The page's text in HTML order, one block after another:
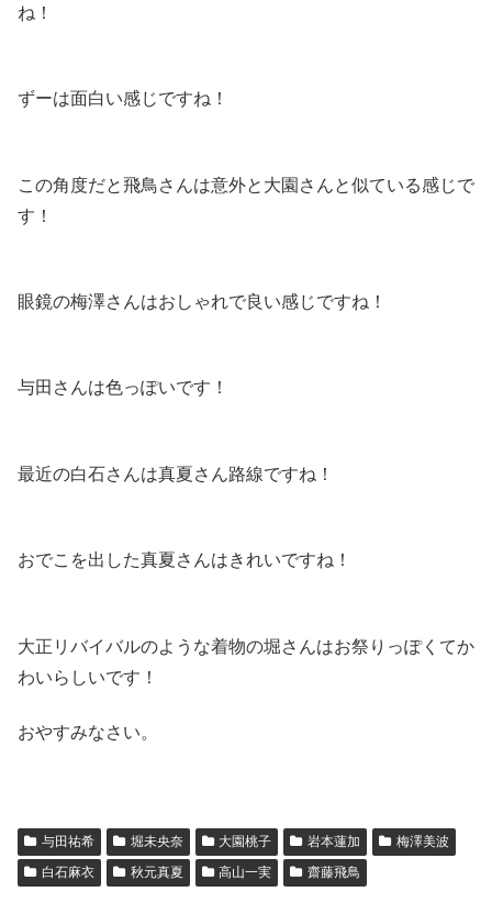
ね！
ずーは面白い感じですね！
この角度だと飛鳥さんは意外と大園さんと似ている感じで
す！
眼鏡の梅澤さんはおしゃれで良い感じですね！
与田さんは色っぽいです！
最近の白石さんは真夏さん路線ですね！
おでこを出した真夏さんはきれいですね！
大正リバイバルのような着物の堀さんはお祭りっぽくてか
わいらしいです！
おやすみなさい。
与田祐希 堀未央奈 大園桃子 岩本蓮加
梅澤美波
白石麻衣
秋元真夏 高山一実 齋藤飛鳥